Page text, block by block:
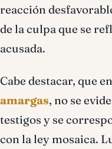
reacción
de la culpa que se
acusada.
Cabe destacar, que en
amargas, no se
testigos y se
con la ley mosaica.